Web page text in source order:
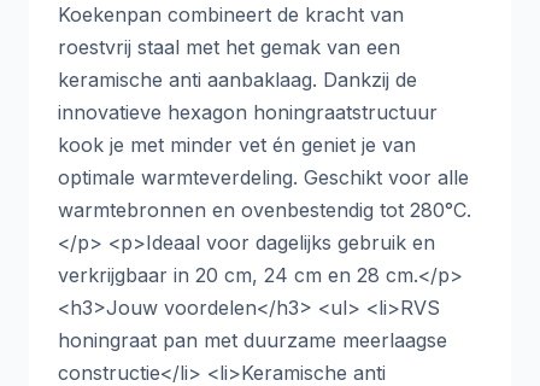
Koekenpan combineert de kracht van
roestvrij staal met het gemak van een
keramische anti aanbaklaag. Dankzij de
innovatieve hexagon honingraatstructuur
kook je met minder vet én geniet je van
optimale warmteverdeling. Geschikt voor alle
warmtebronnen en ovenbestendig tot 280°C.
</p> <p>Ideaal voor dagelijks gebruik en
verkrijgbaar in 20 cm, 24 cm en 28 cm.</p>
<h3>Jouw voordelen</h3> <ul> <li>RVS
honingraat pan met duurzame meerlaagse
constructie</li> <li>Keramische anti